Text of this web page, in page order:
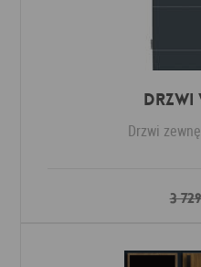
Drzwi
Drzwi
3
Dodaj